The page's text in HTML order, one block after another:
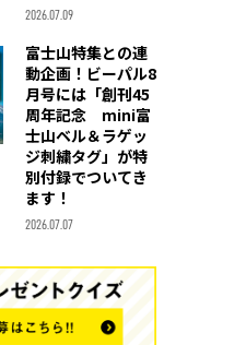
2026.07.09
富士山特集との連
動企画！ビーパル8
月号には「創刊45
周年記念 mini富
士山ベル＆ラゲッ
ジ刺繍タグ」が特
別付録でついてき
ます！
2026.07.07